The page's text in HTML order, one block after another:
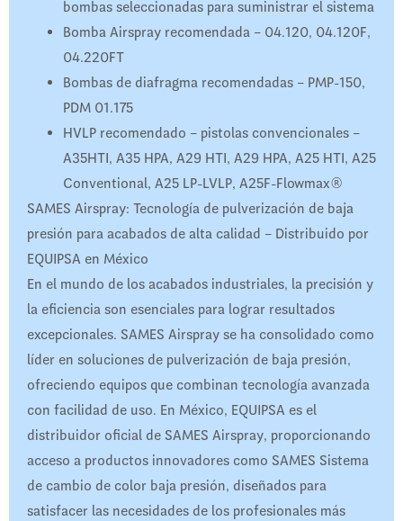
bombas seleccionadas para suministrar el sistema
Bomba Airspray recomendada – 04.120, 04.120F,
04.220FT
Bombas de diafragma recomendadas – PMP-150,
PDM 01.175
HVLP recomendado – pistolas convencionales –
A35HTI, A35 HPA, A29 HTI, A29 HPA, A25 HTI, A25
Conventional, A25 LP-LVLP, A25F-Flowmax®
SAMES Airspray: Tecnología de pulverización de baja
presión para acabados de alta calidad – Distribuido por
EQUIPSA en México
En el mundo de los acabados industriales, la precisión y
la eficiencia son esenciales para lograr resultados
excepcionales. SAMES Airspray se ha consolidado como
líder en soluciones de pulverización de baja presión,
ofreciendo equipos que combinan tecnología avanzada
con facilidad de uso. En México, EQUIPSA es el
distribuidor oficial de SAMES Airspray, proporcionando
acceso a productos innovadores como SAMES Sistema
de cambio de color baja presión, diseñados para
satisfacer las necesidades de los profesionales más